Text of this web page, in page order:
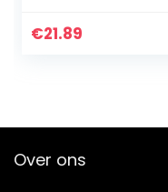
voorruitschuif en 6
€21.89
Over ons